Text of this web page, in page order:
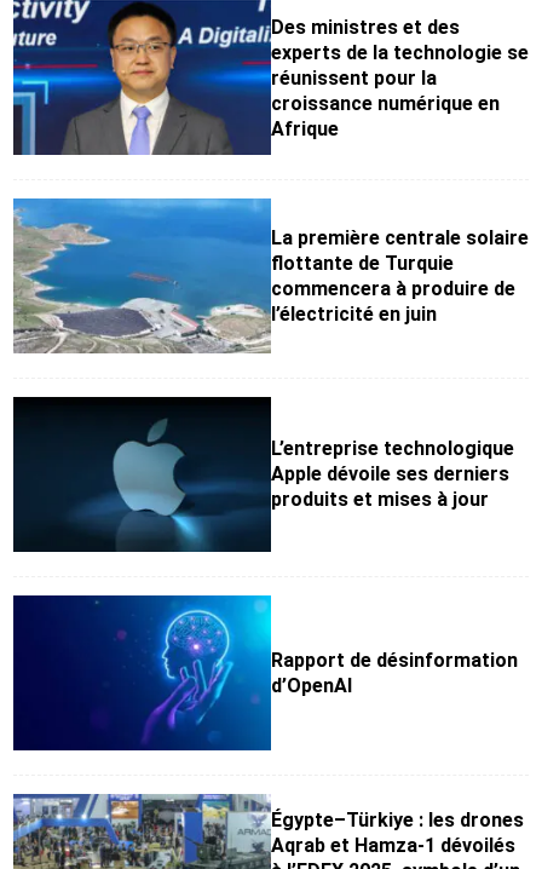
Des ministres et des
experts de la technologie se
réunissent pour la
croissance numérique en
Afrique
La première centrale solaire
flottante de Turquie
commencera à produire de
l’électricité en juin
L’entreprise technologique
Apple dévoile ses derniers
produits et mises à jour
Rapport de désinformation
d’OpenAl
Égypte–Türkiye : les drones
Aqrab et Hamza-1 dévoilés